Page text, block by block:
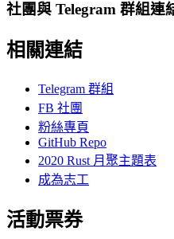
社團與 Telegram 群組連
相關連結
Telegram 群組
FB 社團
粉絲專頁
GitHub Repo
2020 Rust 月聚主題表
成為志工
活動票券